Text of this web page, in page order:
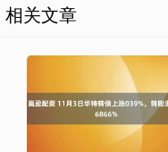
相关文章